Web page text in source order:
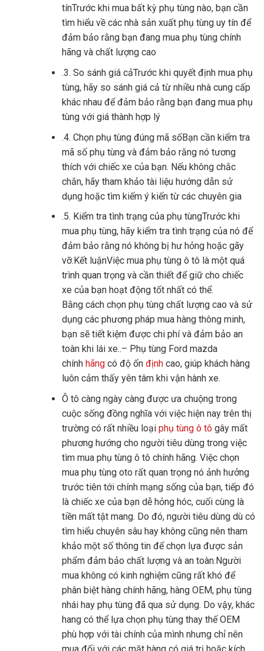
tínTrước khi mua bất kỳ phụ tùng nào, bạn cần
tìm hiểu về các nhà sản xuất phụ tùng uy tín để
đảm bảo rằng bạn đang mua phụ tùng chính
hãng và chất lượng cao
.3. So sánh giá cảTrước khi quyết định mua phụ
tùng, hãy so sánh giá cả từ nhiều nhà cung cấp
khác nhau để đảm bảo rằng bạn đang mua phụ
tùng với giá thành hợp lý
.4. Chọn phụ tùng đúng mã sốBạn cần kiểm tra
mã số phụ tùng và đảm bảo rằng nó tương
thích với chiếc xe của bạn. Nếu không chắc
chắn, hãy tham khảo tài liệu hướng dẫn sử
dụng hoặc tìm kiếm ý kiến ​​từ các chuyên gia
.5. Kiểm tra tình trạng của phụ tùngTrước khi
mua phụ tùng, hãy kiểm tra tình trạng của nó để
đảm bảo rằng nó không bị hư hỏng hoặc gãy
vỡ.Kết luậnViệc mua phụ tùng ô tô là một quá
trình quan trọng và cần thiết để giữ cho chiếc
xe của bạn hoạt động tốt nhất có thể.
Bằng cách chọn phụ tùng chất lượng cao và sử
dụng các phương pháp mua hàng thông minh,
bạn sẽ tiết kiệm được chi phí và đảm bảo an
toàn khi lái xe..– Phụ tùng Ford mazda
chính hãngcó độ ổnđịnhcao, giúp khách hàng
luôn cảm thấy yên tâm khi vận hành xe.
Ô tô càng ngày càng được ưa chuộng trong
cuộc sống đồng nghĩa với việc hiện nay trên thị
trường có rất nhiều loại phụ tùng ô tô gây mất
phương hướng cho người tiêu dùng trong việc
tìm mua phụ tùng ô tô chính hãng. Việc chọn
mua phụ tùng oto rất quan trọng nó ảnh hưởng
trước tiên tới chính mạng sống của bạn, tiếp đó
là chiếc xe của bạn dễ hỏng hóc, cuối cùng là
tiền mất tật mang. Do đó, người tiêu dùng dù có
tìm hiểu chuyên sâu hay không cũng nên tham
khảo một số thông tin để chọn lựa được sản
phẩm đảm bảo chất lượng và an toàn.Người
mua không có kinh nghiệm cũng rất khó để
phân biệt hàng chính hãng, hàng OEM, phụ tùng
nhái hay phụ tùng đã qua sử dụng. Do vậy, khác
hang có thể lựa chọn phụ tùng thay thế OEM
phù hợp với tài chính của mình nhưng chỉ nên